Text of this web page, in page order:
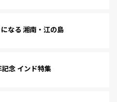
なる 湘南・江の島
念 インド特集